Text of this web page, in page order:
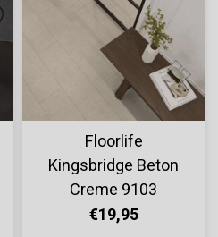
Floorlife
Kingsbridge Beton
Creme 9103
€19,95